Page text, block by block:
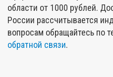
области от 1000 рублей.
России рассчитывается
вопросам обращайтесь по
обратной связи.